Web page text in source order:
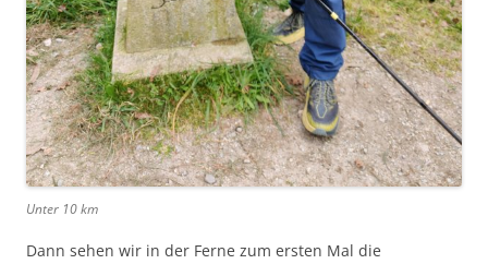
Unter 10 km
Dann sehen wir in der Ferne zum ersten Mal die